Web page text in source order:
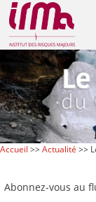
Accueil >>Actualité >>
Abonnez-vous au